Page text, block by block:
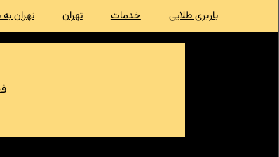
باربری طلایی خدمات تهران تهران